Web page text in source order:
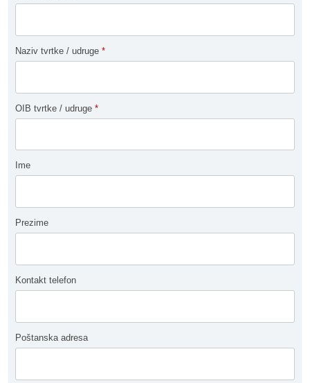
Naziv tvrtke / udruge *
OIB tvrtke / udruge *
Ime
Prezime
Kontakt telefon
Poštanska adresa